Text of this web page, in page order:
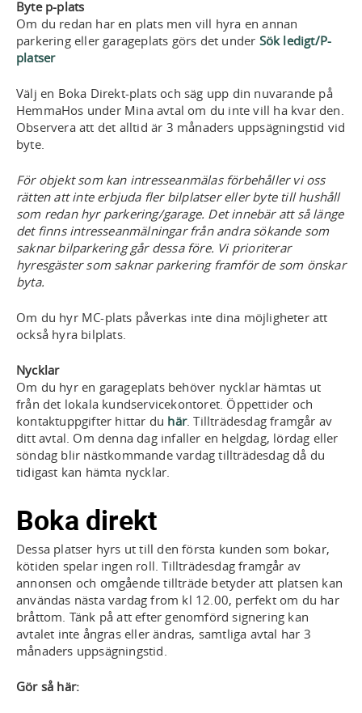
Byte p-plats
Om du redan har en plats men vill hyra en annan
parkering eller garageplats görs det under Sök ledigt/P-
platser
Välj en Boka Direkt-plats och säg upp din nuvarande på
HemmaHos under Mina avtal om du inte vill ha kvar den.
Observera att det alltid är 3 månaders uppsägningstid vid
byte.
För objekt som kan intresseanmälas förbehåller vi oss
rätten att inte erbjuda fler bilplatser eller byte till hushåll
som redan hyr parkering/garage. Det innebär att så länge
det finns intresseanmälningar från andra sökande som
saknar bilparkering går dessa före. Vi prioriterar
hyresgäster som saknar parkering framför de som önskar
byta.
Om du hyr MC-plats påverkas inte dina möjligheter att
också hyra bilplats.
Nycklar
Om du hyr en garageplats behöver nycklar hämtas ut
från det lokala kundservicekontoret. Öppettider och
kontaktuppgifter hittar du här. Tillträdesdag framgår av
ditt avtal. Om denna dag infaller en helgdag, lördag eller
söndag blir nästkommande vardag tillträdesdag då du
tidigast kan hämta nycklar.
Boka direkt
Dessa platser hyrs ut till den första kunden som bokar,
kötiden spelar ingen roll. Tillträdesdag framgår av
annonsen och omgående tillträde betyder att platsen kan
användas nästa vardag from kl 12.00, perfekt om du har
bråttom. Tänk på att efter genomförd signering kan
avtalet inte ångras eller ändras, samtliga avtal har 3
månaders uppsägningstid.
Gör så här: